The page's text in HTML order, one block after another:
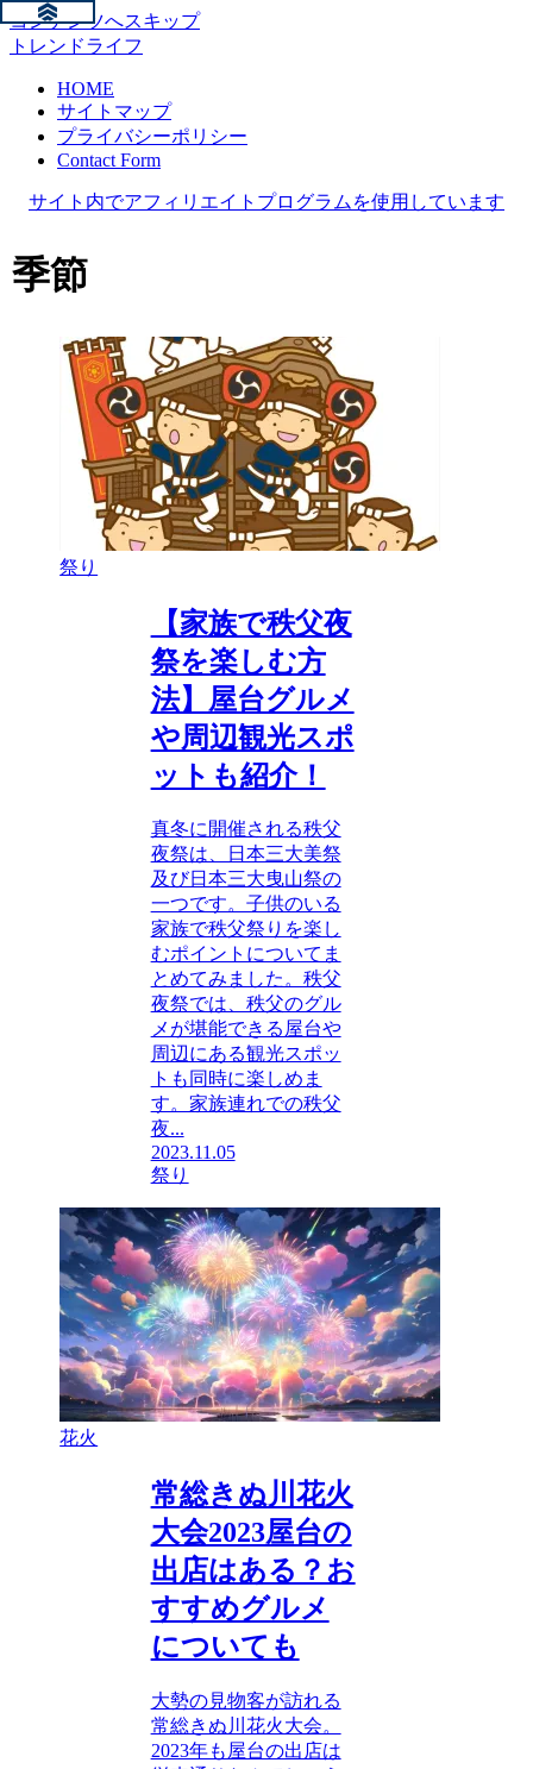
コンテンツへスキップ
トレンドライフ
HOME
サイトマップ
プライバシーポリシー
Contact Form
サイト内でアフィリエイトプログラムを使用しています
季節
祭り
【家族で秩父夜
祭を楽しむ方
法】屋台グルメ
や周辺観光スポ
ットも紹介！
真冬に開催される秩父
夜祭は、日本三大美祭
及び日本三大曳山祭の
一つです。子供のいる
家族で秩父祭りを楽し
むポイントについてま
とめてみました。秩父
夜祭では、秩父のグル
メが堪能できる屋台や
周辺にある観光スポッ
トも同時に楽しめま
す。家族連れでの秩父
夜...
2023.11.05
祭り
花火
常総きぬ川花火
大会2023屋台の
出店はある？お
すすめグルメ
についても
大勢の見物客が訪れる
常総きぬ川花火大会。
2023年も屋台の出店は